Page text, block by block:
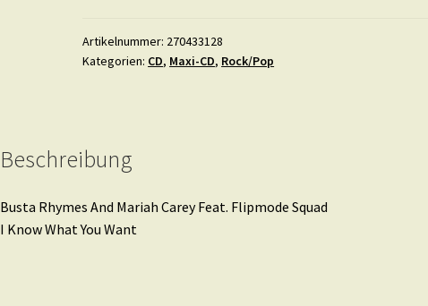
Carey
Feat.
I
Artikelnummer: 270433128
Kategorien: CD, Maxi-CD, Rock/Pop
Beschreibung
Busta Rhymes And Mariah Carey Feat. Flipmode Squad
I Know What You Want